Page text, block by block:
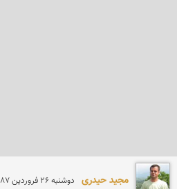
مجید حیدری دوشنبه 26 فروردين 1387 | 19 سال پیش